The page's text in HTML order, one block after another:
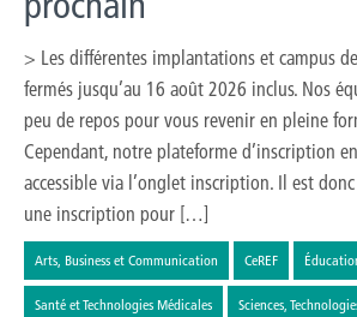
> Les différentes implantations et campus
fermés jusqu’au 16 août 2026 inclus. Nos
peu de repos pour vous revenir en pleine
Cependant, notre plateforme d’inscription
accessible via l’onglet inscription. Il est
une inscription pour […]
Arts, Business et Communication CeREF
Santé et Technologies Médicales Sciences,